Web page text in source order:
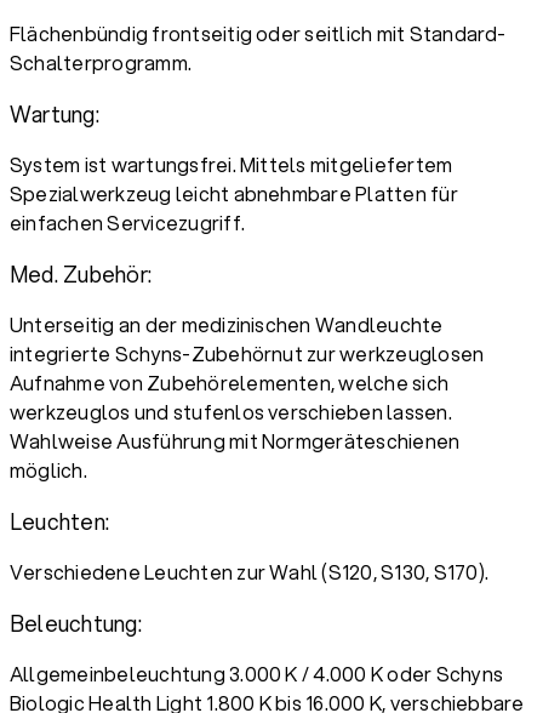
Flächenbündig frontseitig oder seitlich mit Standard-
Schalterprogramm.
Wartung:
System ist wartungsfrei. Mittels mitgeliefertem
Spezialwerkzeug leicht abnehmbare Platten für
einfachen Servicezugriff.
Med. Zubehör:
Unterseitig an der medizinischen Wandleuchte
integrierte Schyns-Zubehörnut zur werkzeuglosen
Aufnahme von Zubehörelementen, welche sich
werkzeuglos und stufenlos verschieben lassen.
Wahlweise Ausführung mit Normgeräteschienen
möglich.
Leuchten:
Verschiedene Leuchten zur Wahl (S120, S130, S170).
Beleuchtung:
Allgemeinbeleuchtung 3.000 K / 4.000 K oder Schyns
Biologic Health Light 1.800 K bis 16.000 K, verschiebbare